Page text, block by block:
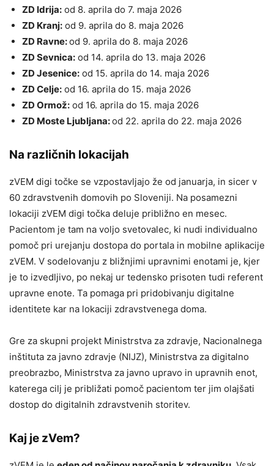
ZD Idrija: od 8. aprila do 7. maja 2026
ZD Kranj: od 9. aprila do 8. maja 2026
ZD Ravne:od 9. aprila do 8. maja 2026
ZD Sevnica: od 14. aprila do 13. maja 2026
ZD Jesenice: od 15. aprila do 14. maja 2026
ZD Celje: od 16. aprila do 15. maja 2026
ZD Ormož: od 16. aprila do 15. maja 2026
ZD Moste Ljubljana:od 22. aprila do 22. maja 2026
Na različnih lokacijah
zVEM digi točke se vzpostavljajo že od januarja, in sicer v
60 zdravstvenih domovih po Sloveniji. Na posamezni
lokaciji zVEM digi točka deluje približno en mesec.
Pacientom je tam na voljo svetovalec, ki nudi individualno
pomoč pri urejanju dostopa do portala in mobilne aplikacije
zVEM. V sodelovanju z bližnjimi upravnimi enotami je, kjer
je to izvedljivo, po nekaj ur tedensko prisoten tudi referent
upravne enote. Ta pomaga pri pridobivanju digitalne
identitete kar na lokaciji zdravstvenega doma.
Gre za skupni projekt Ministrstva za zdravje, Nacionalnega
inštituta za javno zdravje (NIJZ), Ministrstva za digitalno
preobrazbo, Ministrstva za javno upravo in upravnih enot,
katerega cilj je približati pomoč pacientom ter jim olajšati
dostop do digitalnih zdravstvenih storitev.
Kaj je zVem?